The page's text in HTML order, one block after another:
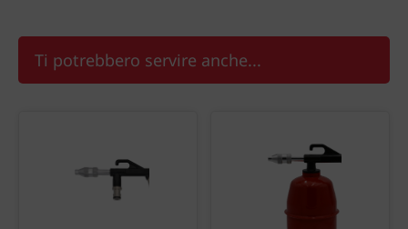
Ti potrebbero servire anche...